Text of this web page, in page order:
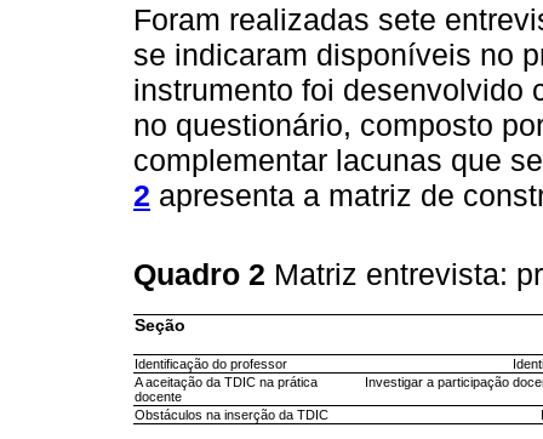
Foram realizadas sete
se indicaram disponíveis no
instrumento foi desenvolvido
no questionário, composto
complementar lacunas que
2 apresenta a matriz de
Quadro 2 Matriz entrevista:
Seção
Identificação do professor
A aceitação da TDIC na prática
docente
Investigar a participação
Obstáculos na inserção da TDIC